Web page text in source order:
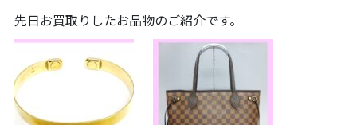
先日お買取りしたお品物のご紹介です。